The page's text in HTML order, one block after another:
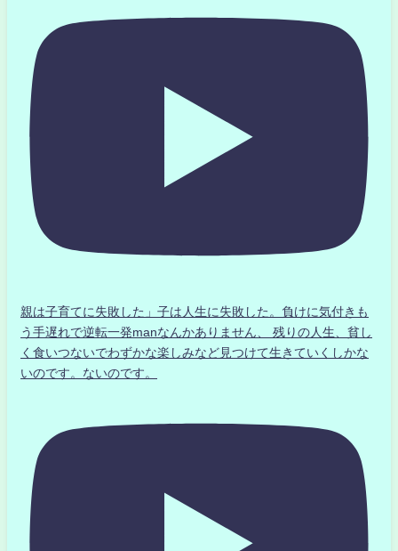
親は子育てに失敗した」子は人生に失敗した。負けに気付きも
う手遅れで逆転一発manなんかありません、 残りの人生、貧し
く食いつないでわずかな楽しみなど見つけて生きていくしかな
いのです。ないのです。